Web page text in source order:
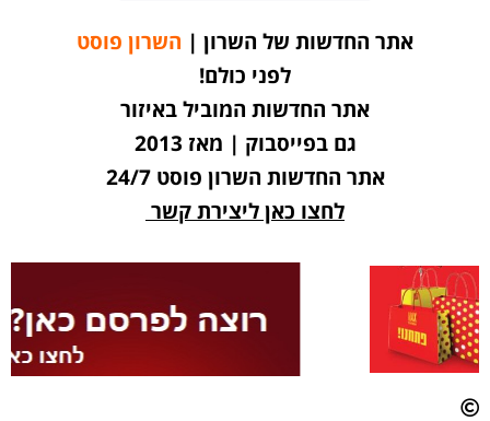
אתר החדשות של השרון | השרון פוסט
לפני כולם!
אתר החדשות המוביל באיזור
גם בפייסבוק | מאז 2013
אתר החדשות השרון פוסט 24/7
לחצו כאן ליצירת קשר